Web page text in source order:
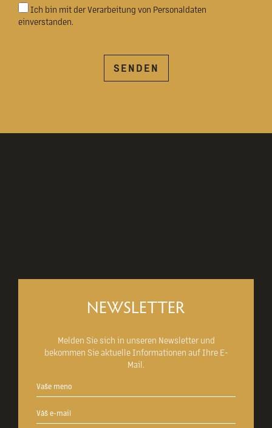
Ich bin mit der Verarbeitung von Personaldaten
einverstanden.
SENDEN
NEWSLETTER
Melden Sie sich in unseren Newsletter und
bekommen Sie aktuelle Informationen auf Ihre E-
Mail.